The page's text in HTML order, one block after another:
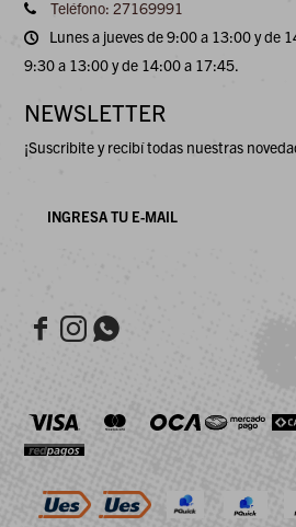
Teléfono: 27169991
Lunes a jueves de 9:00 a 13:00 y de
9:30 a 13:00 y de 14:00 a 17:45.
NEWSLETTER
¡Suscribite y recibí todas nuestras
  